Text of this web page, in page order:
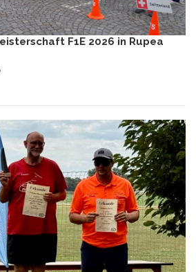
F1E 2026 in Rupea